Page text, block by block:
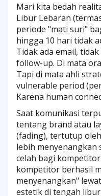
Mari kita bedah
Libur Lebaran
periode "mati suri"
hingga 10 hari tidak
Tidak ada email,
follow-up. Di mata
Tapi di mata ahli
vulnerable period
Karena human
Saat komunikasi
tentang brand atau
(fading), tertutup
lebih menyenangkan
celah bagi
kompetitor berhasil
menyenangkan"
estetik di tengah